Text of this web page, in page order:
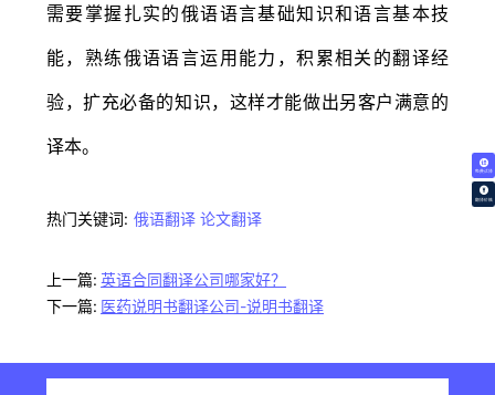
免费试译
翻译价格
需要掌握扎实的俄语语言基础知识和语言基本技
能，熟练俄语语言运用能力，积累相关的翻译经
验，扩充必备的知识，这样才能做出另客户满意的
译本。
热门关键词: 俄语翻译 论文翻译
上一篇: 英语合同翻译公司哪家好？
下一篇: 医药说明书翻译公司-说明书翻译